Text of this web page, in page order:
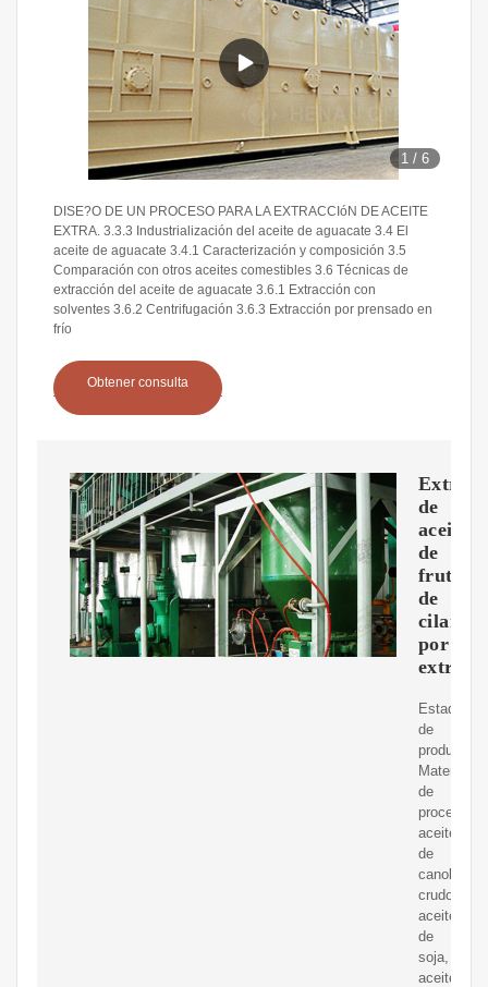
1 /6
DISE?O DE UN PROCESO PARA LA EXTRACCIóN DE ACEITE
EXTRA. 3.3.3 Industrialización del aceite de aguacate 3.4 El
aceite de aguacate 3.4.1 Caracterización y composición 3.5
Comparación con otros aceites comestibles 3.6 Técnicas de
extracción del aceite de aguacate 3.6.1 Extracción con
solventes 3.6.2 Centrifugación 3.6.3 Extracción por prensado en
frío
Obtener consulta
de
aceite
de
frutos
de
cilantro
por
Estado
de
Material
de
aceite
de
canola
crudo,
aceite
de
soja,
aceite